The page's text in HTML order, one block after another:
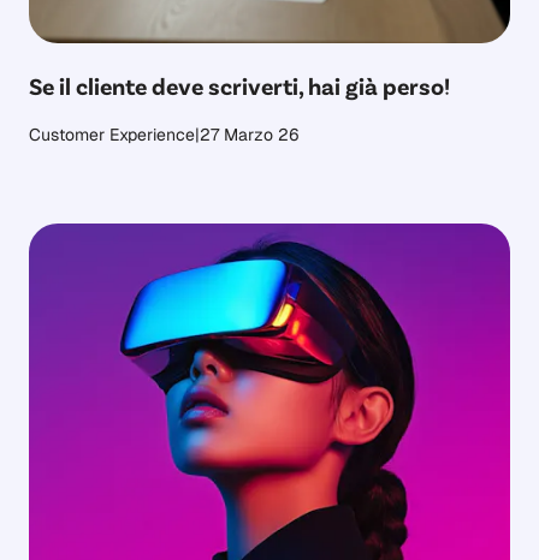
Se il cliente deve scriverti, hai già perso!
Customer Experience|27 Marzo 26